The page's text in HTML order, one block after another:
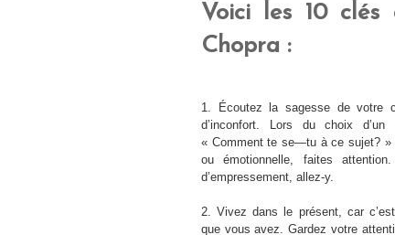
Voici les 10 clés
Chopra :
1. Écoutez la sagesse de votre
d’inconfort. Lors du choix d’un
« Comment te se—tu à ce sujet? »
ou émotionnelle, faites
d’empressement, allez-y.
2. Vivez dans le présent, car
que vous avez. Gardez votre